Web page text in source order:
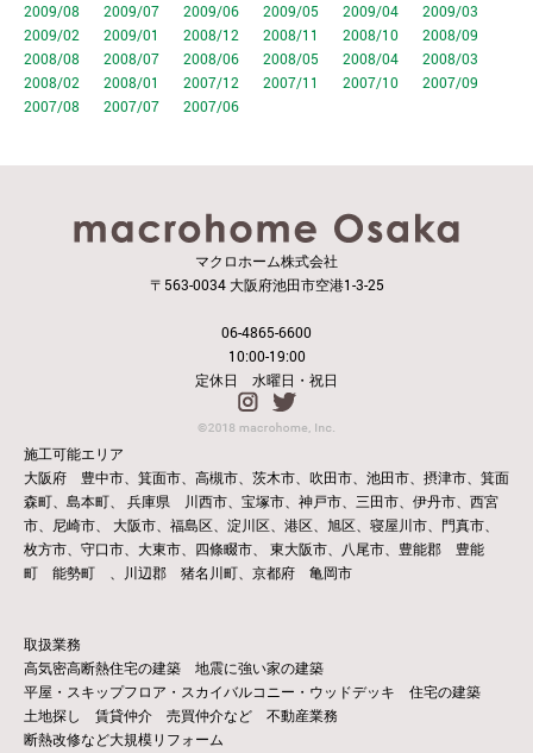
2009/08
2009/07 2009/06 2009/05 2009/04
2009/03
2009/02
2009/01 2008/12 2008/11 2008/10
2008/09
2008/08
2008/07 2008/06 2008/05 2008/04
2008/03
2008/02
2008/01 2007/12 2007/11 2007/10
2007/09
2007/08
2007/07 2007/06
マクロホーム株式会社
〒563-0034 大阪府池田市空港1-3-25
06-4865-6600
10:00-19:00
定休日 水曜日・祝日
施工可能エリア
大阪府 豊中市、箕面市、高槻市、茨木市、吹田市、池田市、摂津市、箕面
森町、島本町、
兵庫県 川西市、宝塚市、神戸市、三田市、伊丹市、西宮
市、尼崎市、
大阪市、福島区、淀川区、港区、旭区、寝屋川市、門真市、
枚方市、守口市、大東市、四條畷市、
東大阪市、八尾市、豊能郡 豊能
町 能勢町 、川辺郡 猪名川町、京都府 亀岡市
取扱業務
高気密高断熱住宅の建築 地震に強い家の建築
平屋・スキップフロア・スカイバルコニー・ウッドデッキ 住宅の建築
土地探し 賃貸仲介 売買仲介など 不動産業務
断熱改修など大規模リフォーム